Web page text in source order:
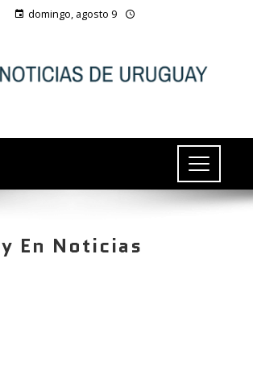
domingo, agosto 9
En Noticias